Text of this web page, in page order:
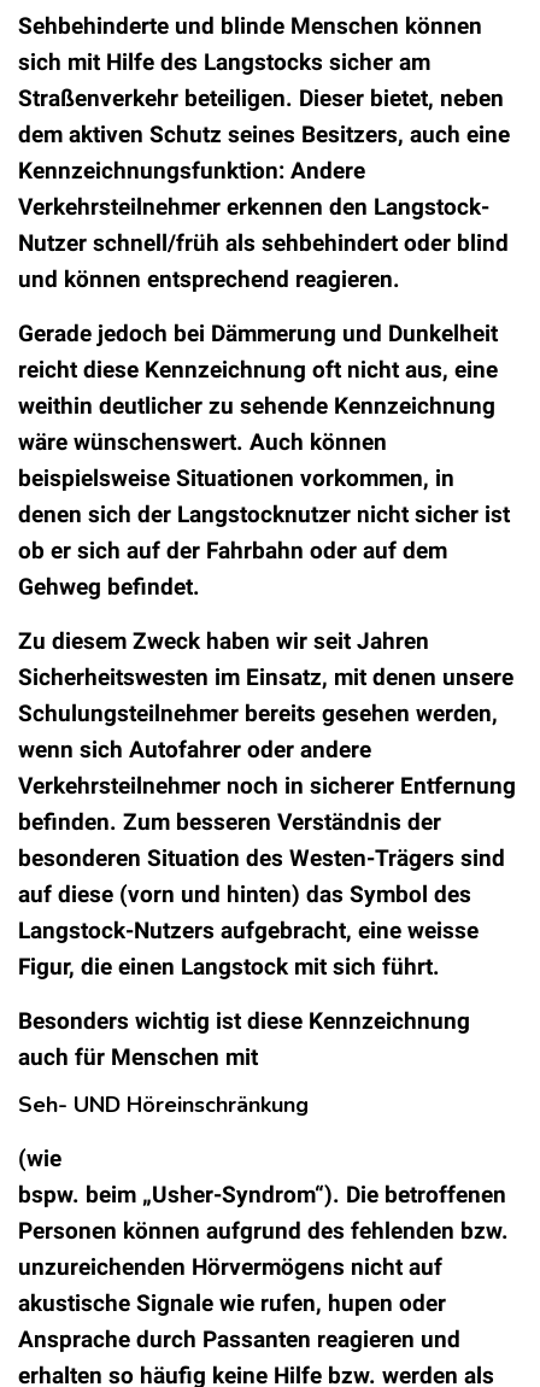
Sehbehinderte und blinde Menschen können
sich mit Hilfe des Langstocks sicher am
Straßenverkehr beteiligen. Dieser bietet, neben
dem aktiven Schutz seines Besitzers, auch eine
Kennzeichnungsfunktion: Andere
Verkehrsteilnehmer erkennen den Langstock-
Nutzer schnell/früh als sehbehindert oder blind
und können entsprechend reagieren.
Gerade jedoch bei Dämmerung und Dunkelheit
reicht diese Kennzeichnung oft nicht aus, eine
weithin deutlicher zu sehende Kennzeichnung
wäre wünschenswert. Auch können
beispielsweise Situationen vorkommen, in
denen sich der Langstocknutzer nicht sicher ist
ob er sich auf der Fahrbahn oder auf dem
Gehweg befindet.
Zu diesem Zweck haben wir seit Jahren
Sicherheitswesten im Einsatz, mit denen unsere
Schulungsteilnehmer bereits gesehen werden,
wenn sich Autofahrer oder andere
Verkehrsteilnehmer noch in sicherer Entfernung
befinden. Zum besseren Verständnis der
besonderen Situation des Westen-Trägers sind
auf diese (vorn und hinten) das Symbol des
Langstock-Nutzers aufgebracht, eine weisse
Figur, die einen Langstock mit sich führt.
Besonders wichtig ist diese Kennzeichnung
auch für Menschen mit
Seh- UND Höreinschränkung
(wie
bspw. beim „Usher-Syndrom“). Die betroffenen
Personen können aufgrund des fehlenden bzw.
unzureichenden Hörvermögens nicht auf
akustische Signale wie rufen, hupen oder
Ansprache durch Passanten reagieren und
erhalten so häufig keine Hilfe bzw. werden als